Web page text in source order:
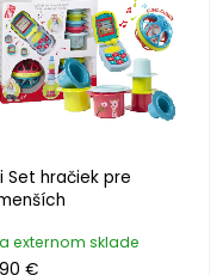
Set hračiek pre
externom sklade
€